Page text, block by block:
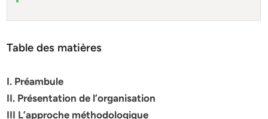
Table des matières
I. Préambule
II. Présentation de l’organisation
III L’approche méthodologique